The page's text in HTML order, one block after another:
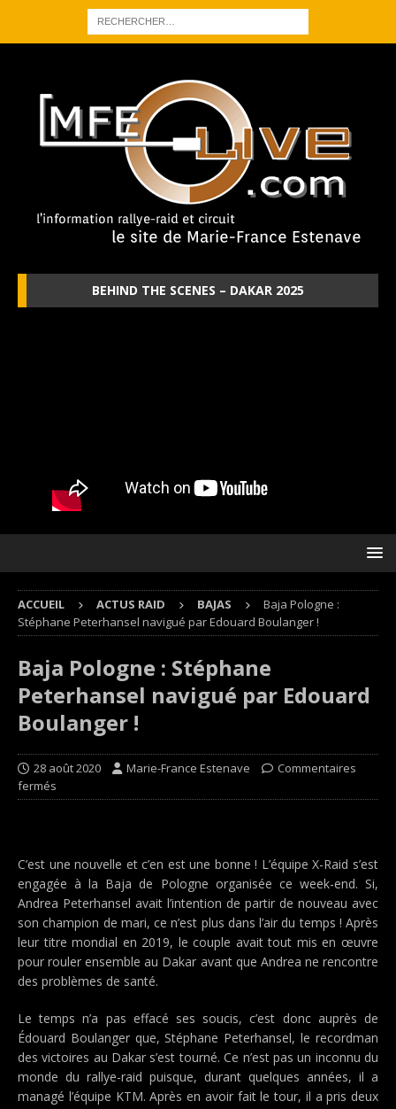
BEHIND THE SCENES – DAKAR 2025
ACCUEIL ACTUS RAID BAJAS
Baja Pologne :
Stéphane Peterhansel navigué par Edouard Boulanger !
Baja Pologne : Stéphane
Peterhansel navigué par Edouard
Boulanger !
28 août 2020 Marie-France Estenave
Commentaires
fermés
C’est une nouvelle et c’en est une bonne ! L’équipe X-Raid s’est
engagée à la Baja de Pologne organisée ce week-end. Si,
Andrea Peterhansel avait l’intention de partir de nouveau avec
son champion de mari, ce n’est plus dans l’air du temps ! Après
leur titre mondial en 2019, le couple avait tout mis en œuvre
pour rouler ensemble au Dakar avant que Andrea ne rencontre
des problèmes de santé.
Le temps n’a pas effacé ses soucis, c’est donc auprès de
Édouard Boulanger que, Stéphane Peterhansel, le recordman
des victoires au Dakar s’est tourné. Ce n’est pas un inconnu du
monde du rallye-raid puisque, durant quelques années, il a
managé l’équipe KTM. Après en avoir fait le tour, il a pris deux